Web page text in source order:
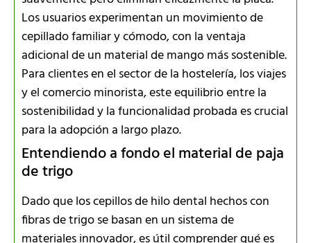
Los usuarios experimentan un movimiento de
cepillado familiar y cómodo, con la ventaja
adicional de un material de mango más sostenible.
Para clientes en el sector de la hostelería, los viajes
y el comercio minorista, este equilibrio entre la
sostenibilidad y la funcionalidad probada es crucial
para la adopción a largo plazo.
Entendiendo a fondo el material de paja
de trigo
Dado que los cepillos de hilo dental hechos con
fibras de trigo se basan en un sistema de